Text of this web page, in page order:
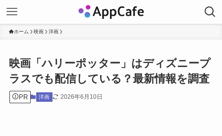
ホーム 映画 洋画
映画「ハリーポッター」はディズニープ
ラスでも配信している？最新情報を調査
PR 洋画 2026年6月10日